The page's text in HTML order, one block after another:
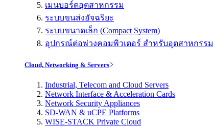
เมนบอร์ดอุตสาหกรรม
ระบบขนส่งอัจฉริยะ
ระบบขนาดเล็ก (Compact System)
อุปกรณ์ต่อพ่วงคอมพิวเตอร์ สำหรับอุตสาหกรรม
Cloud, Networking & Servers
Industrial, Telecom and Cloud Servers
Network Interface & Acceleration Cards
Network Security Appliances
SD-WAN & uCPE Platforms
WISE-STACK Private Cloud